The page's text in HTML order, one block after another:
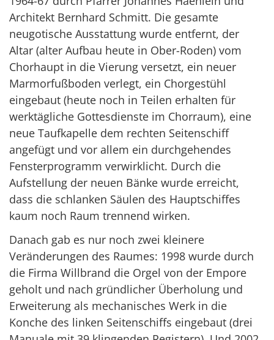
Architekt Bernhard Schmitt. Die gesamte
neugotische Ausstattung wurde entfernt, der
Altar (alter Aufbau heute in Ober-Roden) vom
Chorhaupt in die Vierung versetzt, ein neuer
Marmorfußboden verlegt, ein Chorgestühl
eingebaut (heute noch in Teilen erhalten für
werktägliche Gottesdienste im Chorraum), eine
neue Taufkapelle dem rechten Seitenschiff
angefügt und vor allem ein durchgehendes
Fensterprogramm verwirklicht. Durch die
Aufstellung der neuen Bänke wurde erreicht,
dass die schlanken Säulen des Hauptschiffes
kaum noch Raum trennend wirken.
Danach gab es nur noch zwei kleinere
Veränderungen des Raumes: 1998 wurde durch
die Firma Willbrand die Orgel von der Empore
geholt und nach gründlicher Überholung und
Erweiterung als mechanisches Werk in die
Konche des linken Seitenschiffs eingebaut (drei